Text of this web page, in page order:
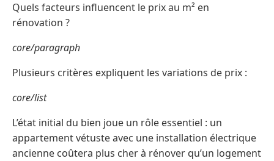
Quels facteurs influencent le prix au m² en
rénovation ?
core/paragraph
Plusieurs critères expliquent les variations de prix :
core/list
L’état initial du bien joue un rôle essentiel : un
appartement vétuste avec une installation électrique
ancienne coûtera plus cher à rénover qu’un logement